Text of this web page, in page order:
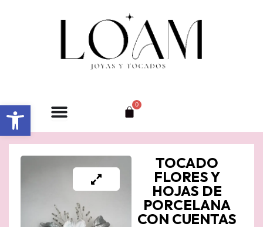
Abrir barra de herramientas 0
Carrito
TOCADO
FLORES Y
HOJAS DE
PORCELANA
CON CUENTAS